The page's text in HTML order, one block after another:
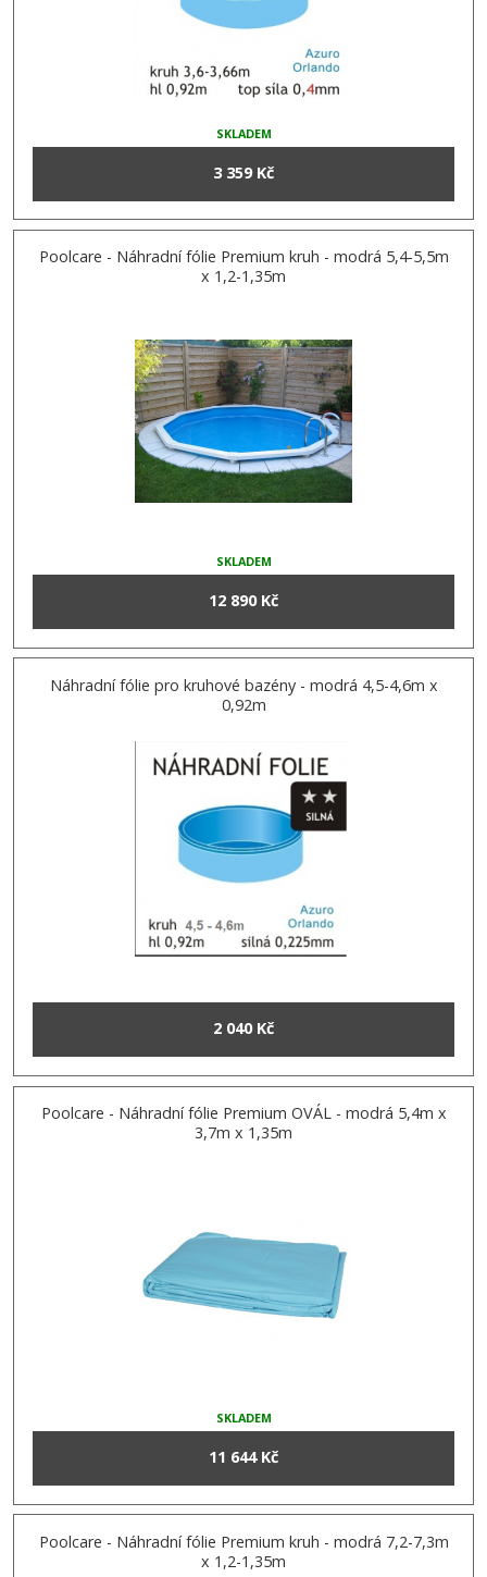
SKLADEM
3 359 Kč
Poolcare - Náhradní fólie Premium kruh - modrá 5,4-5,5m
x 1,2-1,35m
SKLADEM
12 890 Kč
Náhradní fólie pro kruhové bazény - modrá 4,5-4,6m x
0,92m
2 040 Kč
Poolcare - Náhradní fólie Premium OVÁL - modrá 5,4m x
3,7m x 1,35m
SKLADEM
11 644 Kč
Poolcare - Náhradní fólie Premium kruh - modrá 7,2-7,3m
x 1,2-1,35m